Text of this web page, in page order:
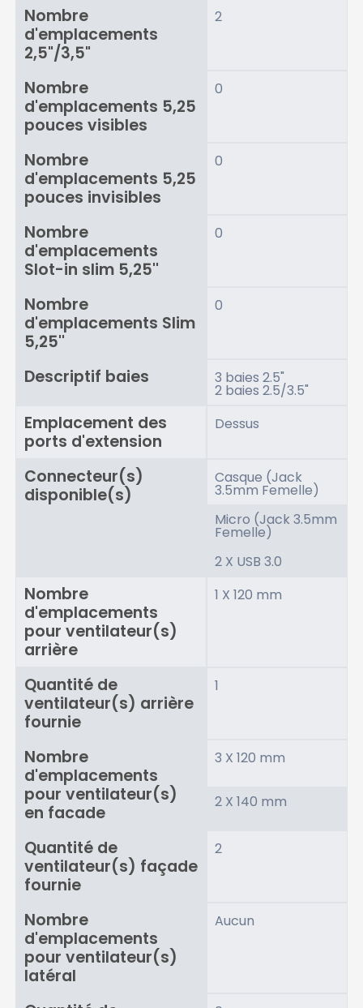
Nombre
d'emplacements
2,5"/3,5"
2
Nombre
d'emplacements 5,25
pouces visibles
0
Nombre
d'emplacements 5,25
pouces invisibles
0
Nombre
d'emplacements
Slot-in slim 5,25''
0
Nombre
d'emplacements Slim
5,25''
0
Descriptif baies 3 baies 2.5"
2 baies 2.5/3.5"
Emplacement des
ports d'extension
Dessus
Connecteur(s)
disponible(s)
Casque (Jack
3.5mm Femelle)
Micro (Jack 3.5mm
Femelle)
2 X USB 3.0
Nombre
d'emplacements
pour ventilateur(s)
arrière
1 X 120 mm
Quantité de
ventilateur(s) arrière
fournie
1
Nombre
d'emplacements
pour ventilateur(s)
en facade
3 X 120 mm
2 X 140 mm
Quantité de
ventilateur(s) façade
fournie
2
Nombre
d'emplacements
pour ventilateur(s)
latéral
Aucun